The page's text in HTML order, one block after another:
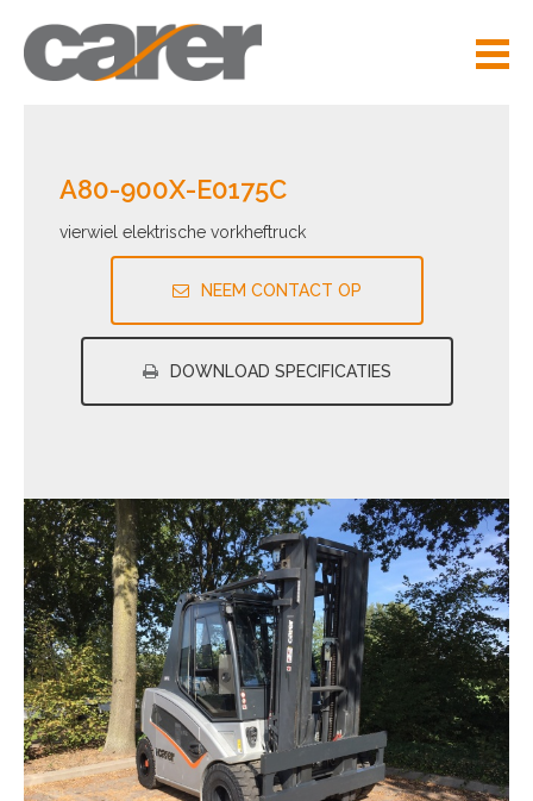
A80-900X-E0175C
vierwiel elektrische vorkheftruck
NEEM CONTACT OP
DOWNLOAD SPECIFICATIES